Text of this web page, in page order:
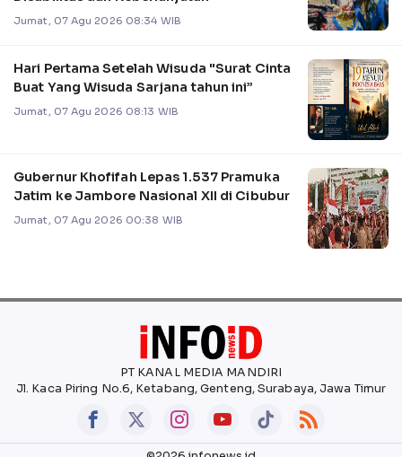
Jumat, 07 Agu 2026 08:34 WIB
Hari Pertama Setelah Wisuda "Surat Cinta
Buat Yang Wisuda Sarjana tahun ini”
Jumat, 07 Agu 2026 08:13 WIB
Gubernur Khofifah Lepas 1.537 Pramuka
Jatim ke Jambore Nasional XII di Cibubur
Jumat, 07 Agu 2026 00:38 WIB
PT KANAL MEDIA MANDIRI
Jl. Kaca Piring No.6, Ketabang, Genteng, Surabaya, Jawa Timur